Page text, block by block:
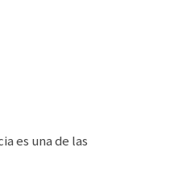
es una de las